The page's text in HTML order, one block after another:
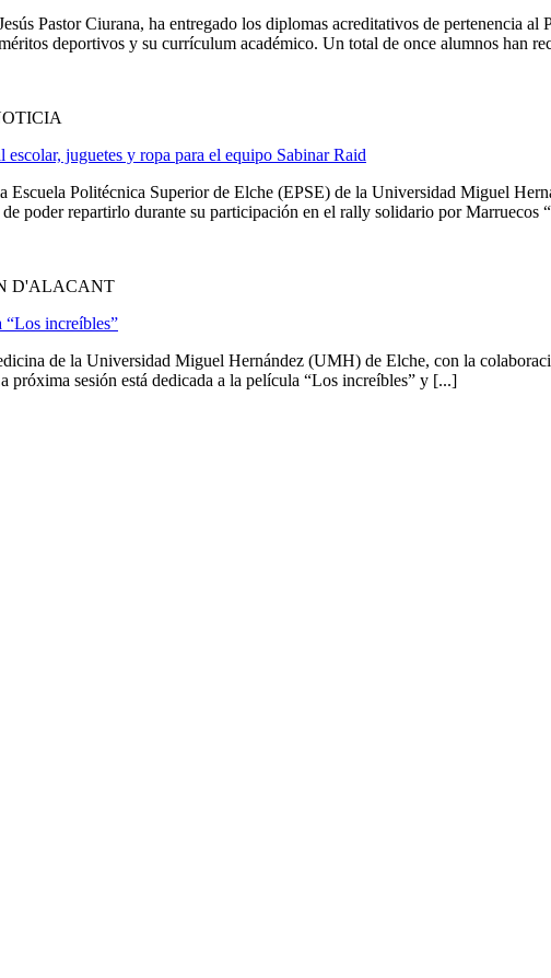
Pastor Ciurana, ha entregado los diplomas acreditativos de pertenencia al
deportivos y su currículum académico. Un total de once alumnos han
juguetes y ropa para el equipo Sabinar Raid
Escuela Politécnica Superior de Elche (EPSE) de la Universidad Miguel
poder repartirlo durante su participación en el rally solidario por Marruecos
D'ALACANT
increíbles”
de la Universidad Miguel Hernández (UMH) de Elche, con la
sesión está dedicada a la película “Los increíbles” y [...]